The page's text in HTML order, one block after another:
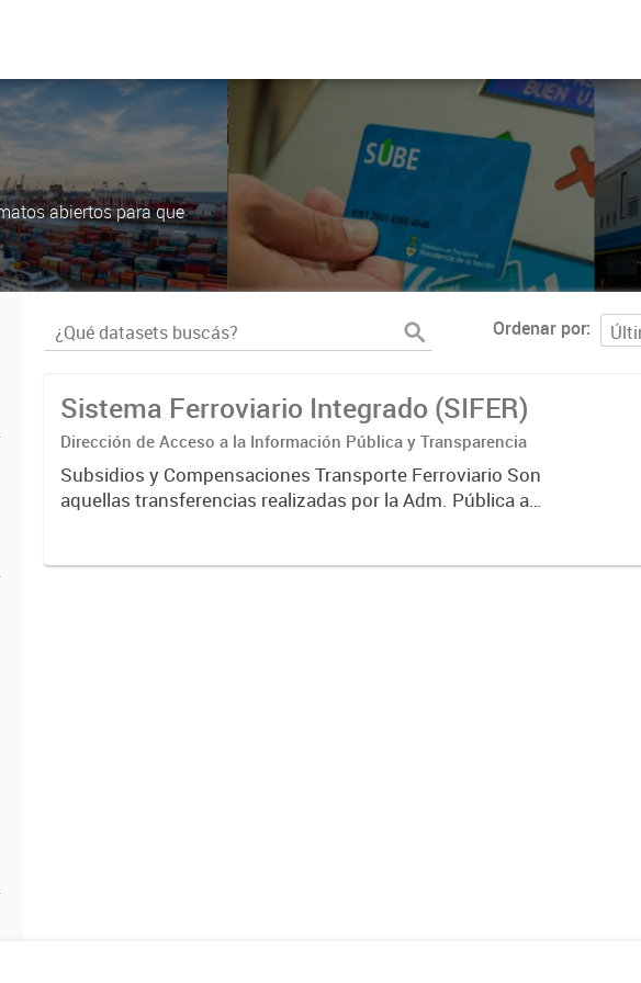
abiertos para que
Ordenar por
Sistema Ferroviario Integrado (SIFER)
Dirección de Acceso a la Información Pública y Transparencia
Subsidios y Compensaciones Transporte Ferroviario Son
aquellas transferencias realizadas por la Adm. Pública a